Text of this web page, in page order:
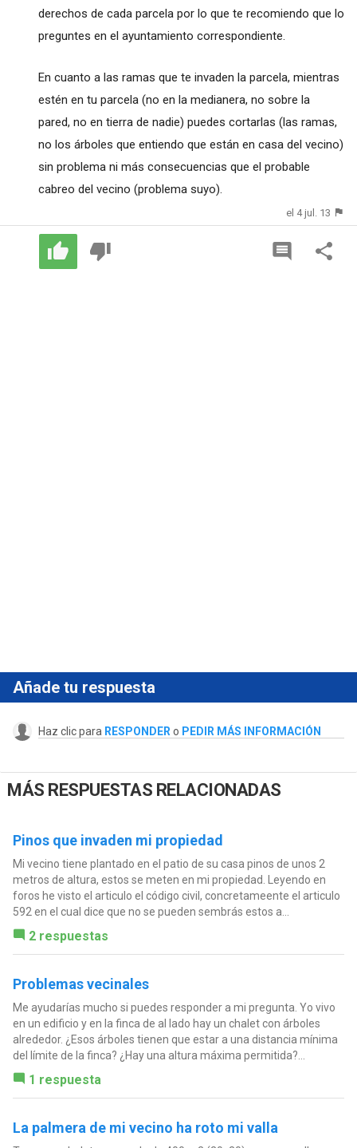
derechos de cada parcela por lo que te recomiendo que lo
preguntes en el ayuntamiento correspondiente.
En cuanto a las ramas que te invaden la parcela, mientras
estén en tu parcela (no en la medianera, no sobre la
pared, no en tierra de nadie) puedes cortarlas (las ramas,
no los árboles que entiendo que están en casa del vecino)
sin problema ni más consecuencias que el probable
cabreo del vecino (problema suyo).
el 4 jul. 13
Añade tu respuesta
Haz clic para RESPONDER o PEDIR MÁS INFORMACIÓN
MÁS RESPUESTAS RELACIONADAS
Pinos que invaden mi propiedad
Mi vecino tiene plantado en el patio de su casa pinos de unos 2
metros de altura, estos se meten en mi propiedad. Leyendo en
foros he visto el articulo el código civil, concretameente el articulo
592 en el cual dice que no se pueden sembrás estos a...
2 respuestas
Problemas vecinales
Me ayudarías mucho si puedes responder a mi pregunta. Yo vivo
en un edificio y en la finca de al lado hay un chalet con árboles
alrededor. ¿Esos árboles tienen que estar a una distancia mínima
del límite de la finca? ¿Hay una altura máxima permitida?...
1 respuesta
La palmera de mi vecino ha roto mi valla